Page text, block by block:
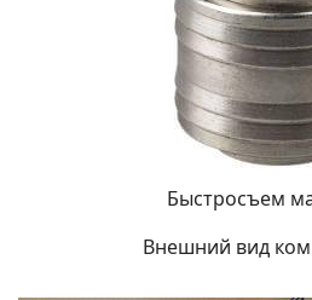
Быстросъем
Внешний вид